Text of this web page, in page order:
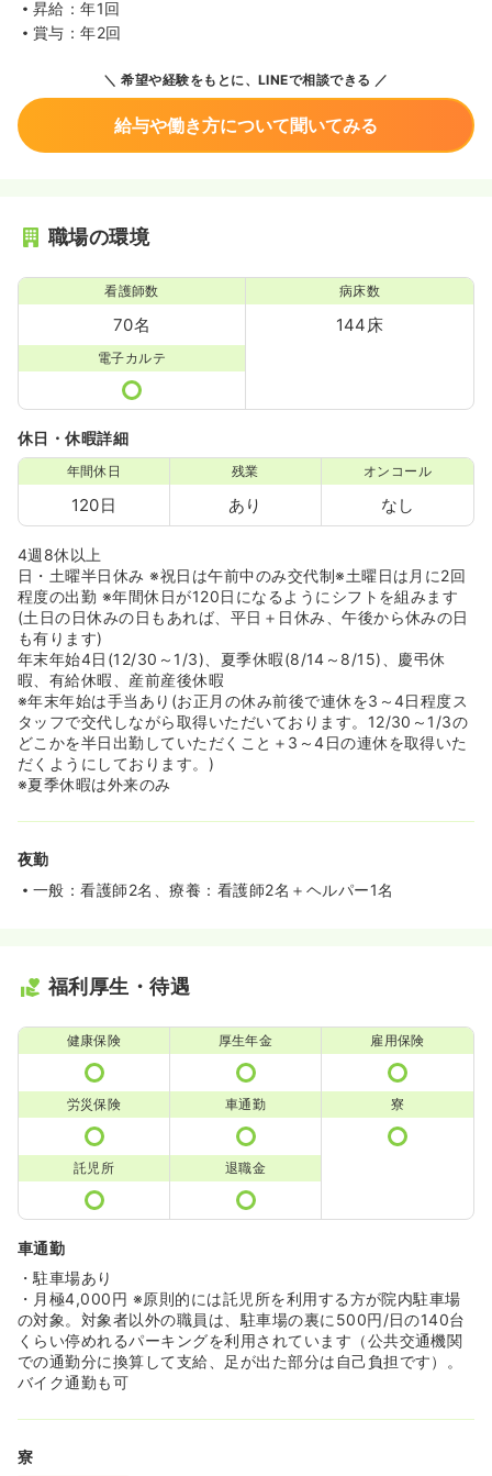
昇給：年1回
賞与：年2回
希望や経験をもとに、LINEで相談できる
給与や働き方について聞いてみる
職場の環境
看護師数
70名
病床数
144床
電子カルテ
休日・休暇詳細
年間休日
120日
残業
あり
オンコール
なし
4週8休以上
日・土曜半日休み ※祝日は午前中のみ交代制※土曜日は月に2回
程度の出勤 ※年間休日が120日になるようにシフトを組みます
(土日の日休みの日もあれば、平日＋日休み、午後から休みの日
も有ります)
年末年始4日(12/30～1/3)、夏季休暇(8/14～8/15)、慶弔休
暇、有給休暇、産前産後休暇
※年末年始は手当あり(お正月の休み前後で連休を3～4日程度ス
タッフで交代しながら取得いただいております。12/30～1/3の
どこかを半日出勤していただくこと＋3～4日の連休を取得いた
だくようにしております。)
※夏季休暇は外来のみ
夜勤
一般：看護師2名、療養：看護師2名＋ヘルパー1名
福利厚生・待遇
健康保険 厚生年金 雇用保険
労災保険 車通勤 寮
託児所 退職金
車通勤
・駐車場あり
・月極4,000円 ※原則的には託児所を利用する方が院内駐車場
の対象。対象者以外の職員は、駐車場の裏に500円/日の140台
くらい停めれるパーキングを利用されています（公共交通機関
での通勤分に換算して支給、足が出た部分は自己負担です）。
バイク通勤も可
寮